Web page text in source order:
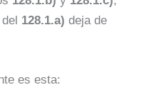
128.1.a) deja de
es esta: